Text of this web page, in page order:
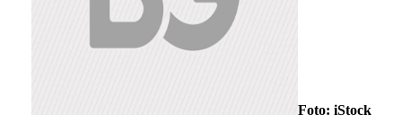
Foto: iStock